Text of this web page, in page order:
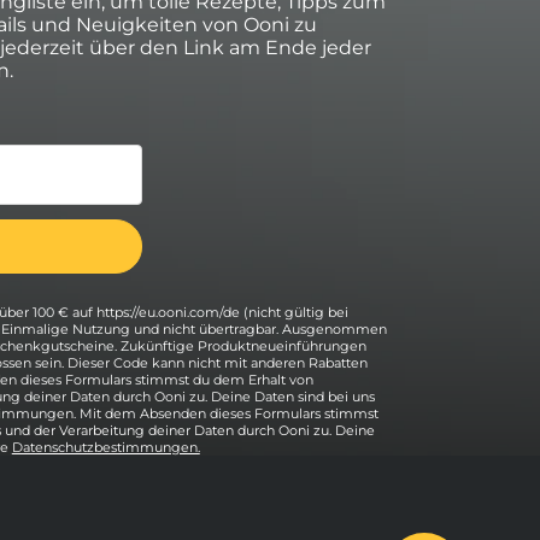
und Neuigkeiten von Ooni zu
über den Link am Ende jeder
100 € auf https://eu.ooni.com/de (nicht gültig bei
Nutzung und nicht übertragbar. Ausgenommen
Zukünftige Produktneueinführungen
sein. Dieser Code kann nicht mit anderen Rabatten
dieses Formulars stimmst du dem Erhalt von
deiner Daten durch Ooni zu. Deine Daten sind bei uns
Mit dem Absenden dieses Formulars stimmst
der Verarbeitung deiner Daten durch Ooni zu. Deine
Datenschutzbestimmungen.